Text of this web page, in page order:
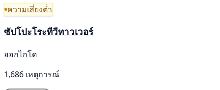
ความเสี่ยงต่ำ
ซัปโปะโระทีวีทาวเวอร์
ฮอกไกโด
1,686 เหตุการณ์